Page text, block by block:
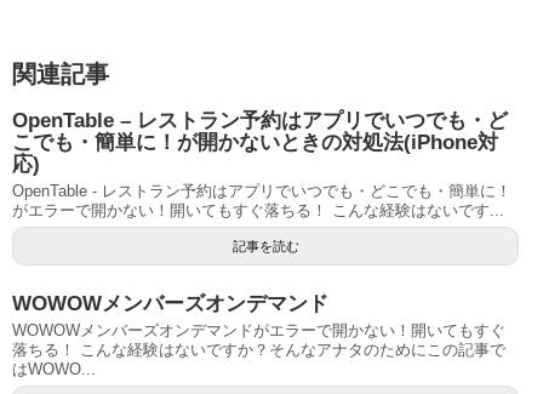
関連記事
OpenTable – レストラン予約はアプリでいつでも・ど
こでも・簡単に！が開かないときの対処法(iPhone対
応)
OpenTable - レストラン予約はアプリでいつでも・どこでも・簡単に！
がエラーで開かない！開いてもすぐ落ちる！ こんな経験はないです...
記事を読む
WOWOWメンバーズオンデマンド
WOWOWメンバーズオンデマンドがエラーで開かない！開いてもすぐ
落ちる！ こんな経験はないですか？そんなアナタのためにこの記事で
はWOWO...